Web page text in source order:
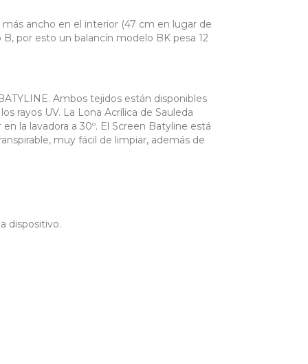
ancho en el interior (47 cm en lugar de
por esto un balancín modelo BK pesa 12
Ambos tejidos están disponibles
rayos UV. La Lona Acrílica de Sauleda
la lavadora a 30º. El Screen Batyline está
muy fácil de limpiar, además de
dispositivo.